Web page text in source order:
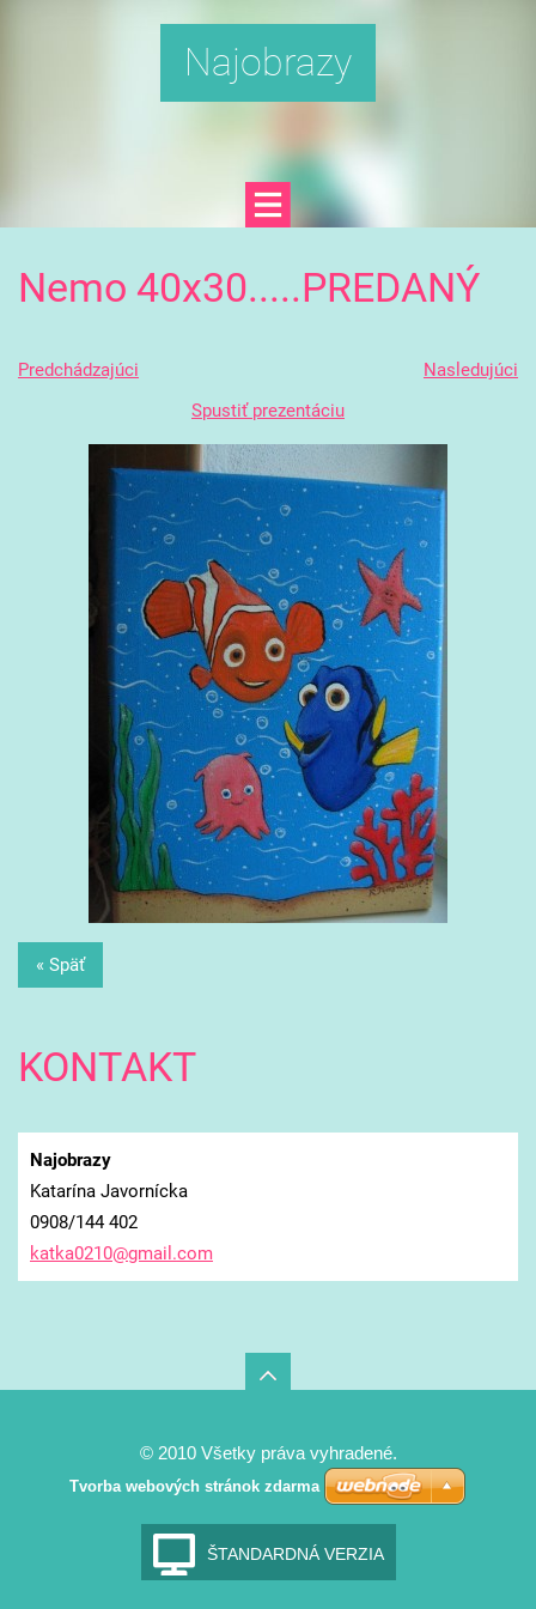
Najobrazy
Nemo 40x30.....PREDANÝ
Predchádzajúci
Nasledujúci
Spustiť prezentáciu
« Späť
KONTAKT
Najobrazy
Katarína Javornícka
0908/144 402
katka0210@gmail.com
© 2010 Všetky práva vyhradené.
Tvorba webových stránok zdarma
ŠTANDARDNÁ VERZIA